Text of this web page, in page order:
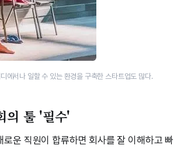
에서나 일할 수 있는 환경을 구축한 스타트업도 많다.
의 툴 '필수'
운 직원이 합류하면 회사를 잘 이해하고 빠